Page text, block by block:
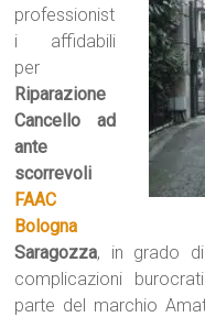
professionist
i affidabili
per
Riparazione
Cancello ad
ante
scorrevoli
FAAC
Bologna
Saragozza, in grado
complicazioni
parte del marchio